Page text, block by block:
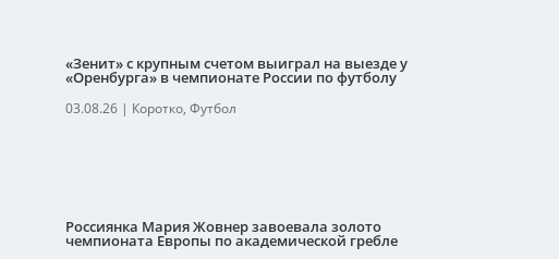
«Зенит» с крупным счетом выиграл на выезде у
«Оренбурга» в чемпионате России по футболу
03.08.26| Коротко, Футбол
Россиянка Мария Жовнер завоевала золото
чемпионата Европы по академической гребле